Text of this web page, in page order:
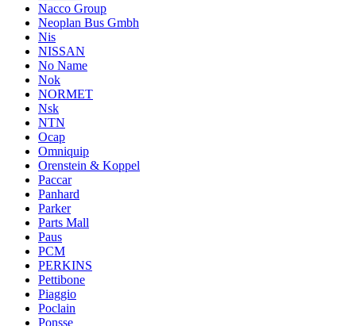
Nacco Group
Neoplan Bus Gmbh
Nis
NISSAN
No Name
Nok
NORMET
Nsk
NTN
Ocap
Omniquip
Orenstein & Koppel
Paccar
Panhard
Parker
Parts Mall
Paus
PCM
PERKINS
Pettibone
Piaggio
Poclain
Ponsse